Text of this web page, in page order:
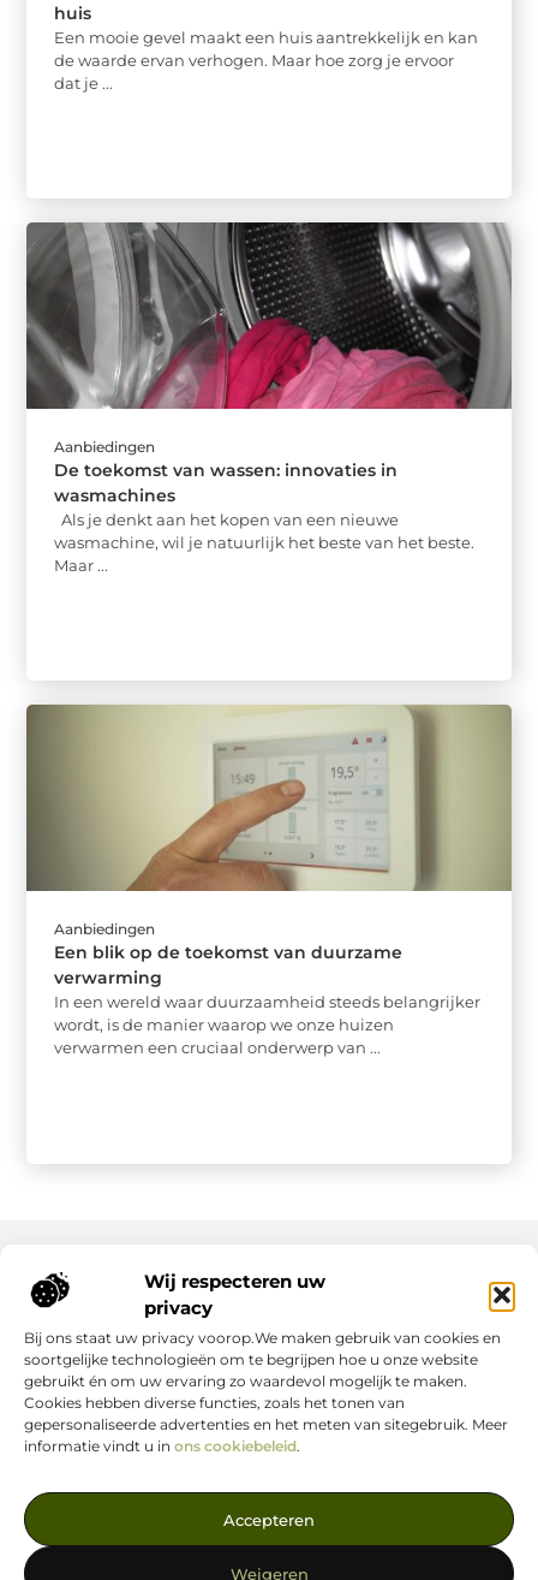
Wij respecteren uw
privacy
Bij ons staat uw privacy voorop.We maken gebruik van cookies en
soortgelijke technologieën om te begrijpen hoe u onze website
gebruikt én om uw ervaring zo waardevol mogelijk te maken.
Cookies hebben diverse functies, zoals het tonen van
gepersonaliseerde advertenties en het meten van sitegebruik. Meer
informatie vindt u in ons cookiebeleid.
Accepteren
Weigeren
huis
Een mooie gevel maakt een huis aantrekkelijk en kan
de waarde ervan verhogen. Maar hoe zorg je ervoor
dat je ...
Aanbiedingen
De toekomst van wassen: innovaties in
wasmachines
Als je denkt aan het kopen van een nieuwe
wasmachine, wil je natuurlijk het beste van het beste.
Maar ...
Aanbiedingen
Een blik op de toekomst van duurzame
verwarming
In een wereld waar duurzaamheid steeds belangrijker
wordt, is de manier waarop we onze huizen
verwarmen een cruciaal onderwerp van ...
— Ontdek inspirerende verhalen, nuttige tips en waardevolle
artikelen, allemaal op één centrale plek. Start je leesavontuur
Onze informatie